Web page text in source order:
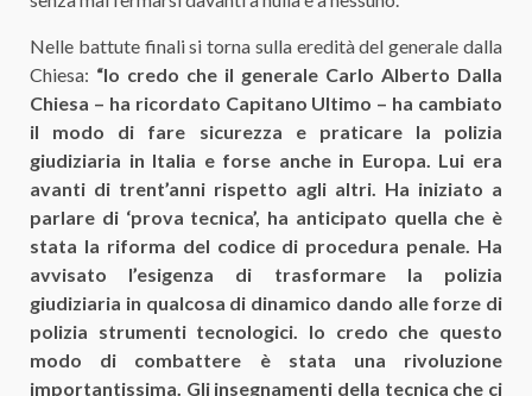
Nelle battute finali si torna sulla eredità del generale dalla
Chiesa: “Io credo che il generale Carlo Alberto Dalla
Chiesa – ha ricordato Capitano Ultimo – ha cambiato
il modo di fare sicurezza e praticare la polizia
giudiziaria in Italia e forse anche in Europa. Lui era
avanti di trent’anni rispetto agli altri. Ha iniziato a
parlare di ‘prova tecnica’, ha anticipato quella che è
stata la riforma del codice di procedura penale. Ha
avvisato l’esigenza di trasformare la polizia
giudiziaria in qualcosa di dinamico dando alle forze di
polizia strumenti tecnologici. Io credo che questo
modo di combattere è stata una rivoluzione
importantissima. Gli insegnamenti della tecnica che ci